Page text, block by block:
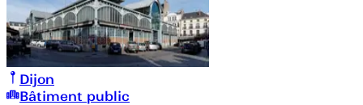
Dijon
Bâtiment public